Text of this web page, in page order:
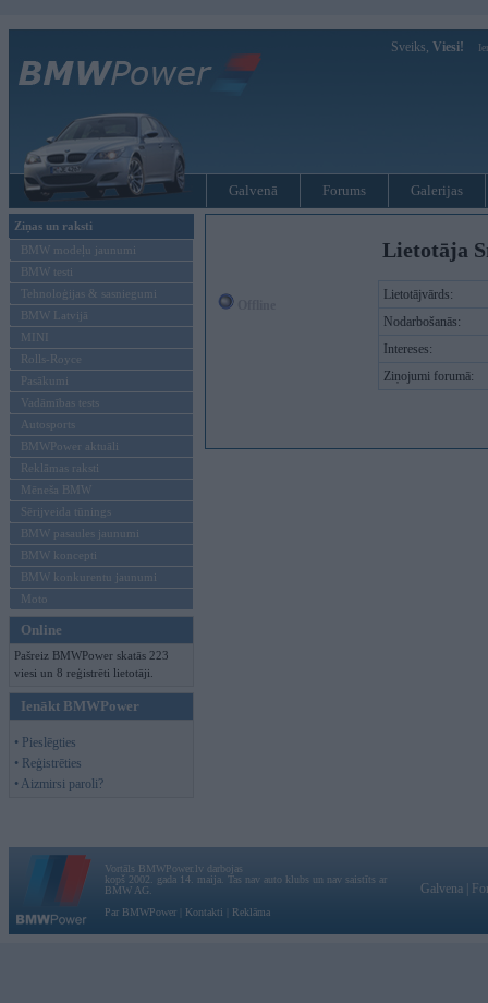
Sveiks, Viesi!
Galvenā Forums Galerijas
Ziņas un raksti
BMW modeļu jaunumi
BMW testi
Tehnoloģijas & sasniegumi
BMW Latvijā
MINI
Rolls-Royce
Pasākumi
Vadāmības tests
Autosports
BMWPower aktuāli
Reklāmas raksti
Mēneša BMW
Sērijveida tūnings
BMW pasaules jaunumi
BMW koncepti
BMW konkurentu jaunumi
Moto
Online
Pašreiz BMWPower skatās 223
viesi un 8 reģistrēti lietotāji.
Ienākt BMWPower
• Pieslēgties
• Reģistrēties
• Aizmirsi paroli?
Lietotāja
Lietotājvārds:
Nodarbošanās:
Intereses:
Ziņojumi forumā:
Vortāls BMWPower.lv darbojas
kopš 2002. gada 14. maija. Tas nav auto klubs un nav saistīts ar
BMW AG.
Par BMWPower
Kontakti Reklāma
Galvena